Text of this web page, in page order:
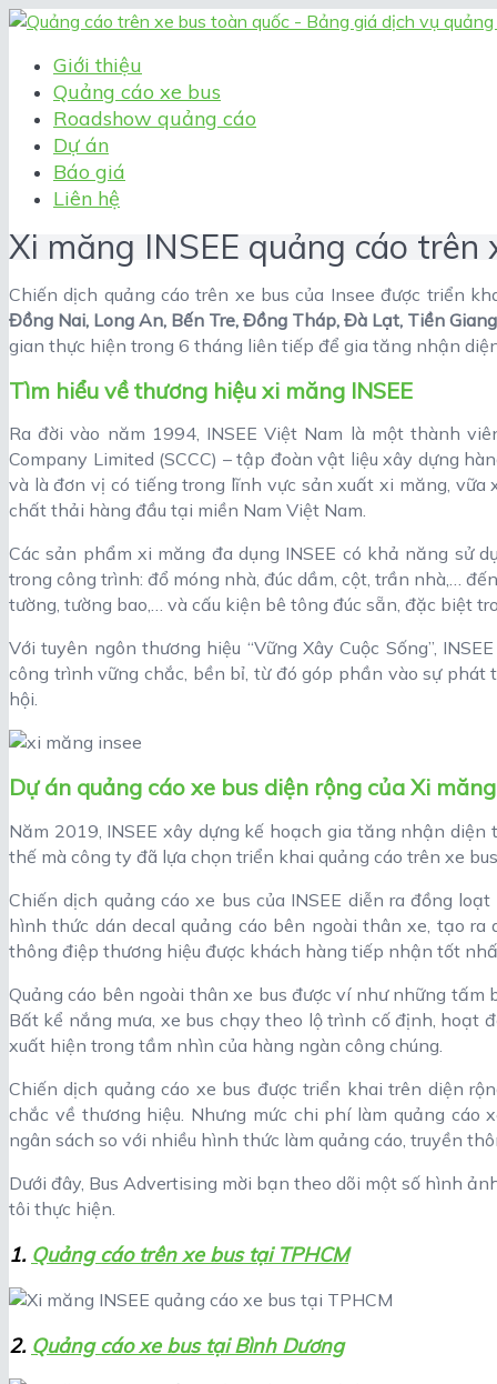
Giới thiệu
Quảng cáo xe bus
Roadshow quảng cáo
Dự án
Báo giá
Liên hệ
Xi măng INSEE quảng cáo
Chiến dịch quảng cáo trên xe bus của Insee được triển
Đồng Nai, Long An, Bến Tre, Đồng Tháp, Đà Lạt, Tiền
gian thực hiện trong 6 tháng liên tiếp để gia tăng nhận
Tìm hiểu về thương hiệu xi măng INSEE
Ra đời vào năm 1994, INSEE Việt Nam là một thành
Company Limited (SCCC) – tập đoàn vật liệu xây dựng
và là đơn vị có tiếng trong lĩnh vực sản xuất xi măng, vữa
chất thải hàng đầu tại miền Nam Việt Nam.
Các sản phẩm xi măng đa dụng INSEE có khả năng sử
trong công trình: đổ móng nhà, đúc dầm, cột, trần nhà,…
tường, tường bao,… và cấu kiện bê tông đúc sẵn, đặc biệt
Với tuyên ngôn thương hiệu “Vững Xây Cuộc Sống”,
công trình vững chắc, bền bỉ, từ đó góp phần vào sự
hội.
Dự án quảng cáo xe bus diện rộng của Xi
Năm 2019, INSEE xây dựng kế hoạch gia tăng nhận
thế mà công ty đã lựa chọn triển khai quảng cáo trên xe
Chiến dịch quảng cáo xe bus của INSEE diễn ra đồng
hình thức dán decal quảng cáo bên ngoài thân xe, tạo
thông điệp thương hiệu được khách hàng tiếp nhận tốt
Quảng cáo bên ngoài thân xe bus được ví như những tấm
Bất kể nắng mưa, xe bus chạy theo lộ trình cố định, hoạt
xuất hiện trong tầm nhìn của hàng ngàn công chúng.
Chiến dịch quảng cáo xe bus được triển khai trên diện
chắc về thương hiệu. Nhưng mức chi phí làm quảng cáo
ngân sách so với nhiều hình thức làm quảng cáo, truyền
Dưới đây, Bus Advertising mời bạn theo dõi một số hình
tôi thực hiện.
1. Quảng cáo trên xe bus tại TPHCM
2. Quảng cáo xe bus tại Bình Dương